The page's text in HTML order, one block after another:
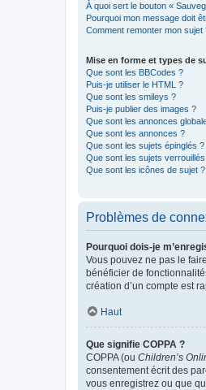
À quoi sert le bouton «
Pourquoi mon message doit
Comment remonter mon sujet
Mise en forme et types de
Que sont les BBCodes ?
Puis-je utiliser le HTML ?
Que sont les smileys ?
Puis-je publier des images ?
Que sont les annonces
Que sont les annonces ?
Que sont les sujets épinglés ?
Que sont les sujets
Que sont les icônes de sujet ?
Problèmes de
Pourquoi dois-je
Vous pouvez ne pas le
bénéficier de
création d’un compte est
Haut
Que signifie COPPA ?
COPPA (ou Children’s
consentement écrit des
vous enregistrez ou que